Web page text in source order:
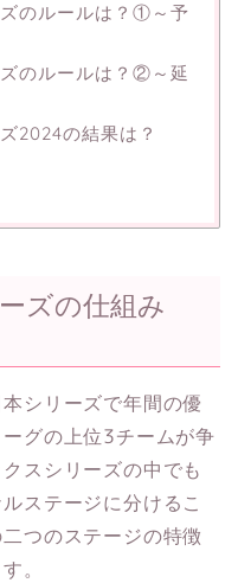
のルールは？①～予
のルールは？②～延
2024の結果は？
ズの仕組み
シリーズで年間の優
グの上位3チームが争
スシリーズの中でも
ステージに分けるこ
つのステージの特徴
。